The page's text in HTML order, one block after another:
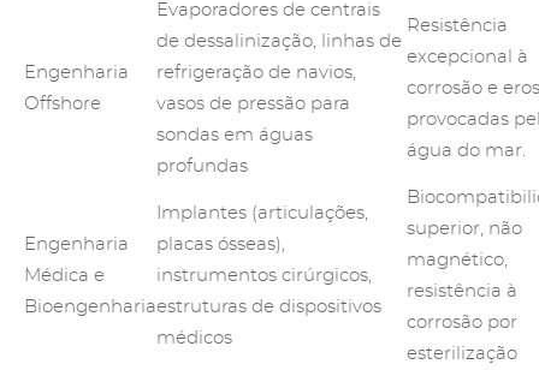
Engenharia
Offshore
Evaporadores de centrais
de dessalinização, linhas de
refrigeração de navios,
vasos de pressão para
sondas em águas
profundas
Resistência
excepcional à
corrosão e
provocadas
água do mar.
Engenharia
Médica e
Bioengenharia
Implantes (articulações,
placas ósseas),
instrumentos cirúrgicos,
estruturas de dispositivos
médicos
superior, não
magnético,
resistência à
corrosão por
esterilização